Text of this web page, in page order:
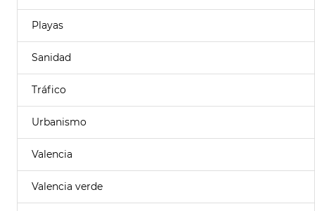
Playas
Sanidad
Tráfico
Urbanismo
Valencia
Valencia verde